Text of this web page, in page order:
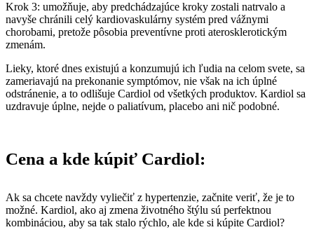
Krok 3: umožňuje, aby predchádzajúce kroky zostali natrvalo a
navyše chránili celý kardiovaskulárny systém pred vážnymi
chorobami, pretože pôsobia preventívne proti aterosklerotickým
zmenám.
Lieky, ktoré dnes existujú a konzumujú ich ľudia na celom svete, sa
zameriavajú na prekonanie symptómov, nie však na ich úplné
odstránenie, a to odlišuje Cardiol od všetkých produktov. Kardiol sa
uzdravuje úplne, nejde o paliatívum, placebo ani nič podobné.
Cena a kde kúpiť Cardiol:
Ak sa chcete navždy vyliečiť z hypertenzie, začnite veriť, že je to
možné. Kardiol, ako aj zmena životného štýlu sú perfektnou
kombináciou, aby sa tak stalo rýchlo, ale kde si kúpite Cardiol?